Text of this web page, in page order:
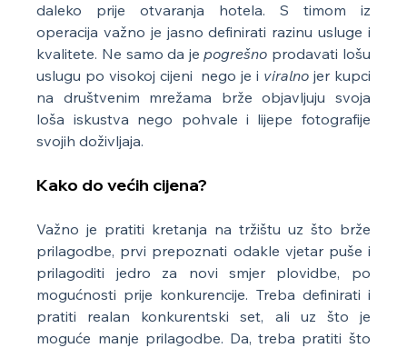
daleko prije otvaranja hotela. S timom iz
operacija važno je jasno definirati razinu usluge i
kvalitete. Ne samo da je pogrešno prodavati lošu
uslugu po visokoj cijeni  nego je i viralno jer kupci
na društvenim mrežama brže objavljuju svoja
loša iskustva nego pohvale i lijepe fotografije
svojih doživljaja.
Kako do većih cijena?
Važno je pratiti kretanja na tržištu uz što brže
prilagodbe, prvi prepoznati odakle vjetar puše i
prilagoditi jedro za novi smjer plovidbe, po
mogućnosti prije konkurencije. Treba definirati i
pratiti realan konkurentski set, ali uz što je
moguće manje prilagodbe. Da, treba pratiti što